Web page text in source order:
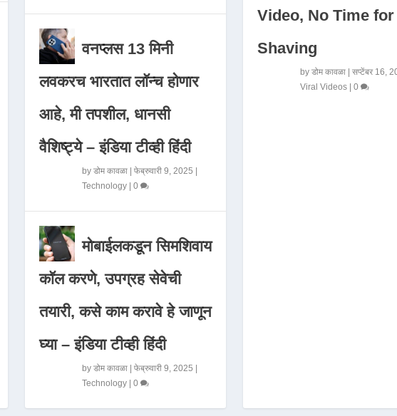
वनप्लस 13 मिनी
लवकरच भारतात लॉन्च होणार
आहे, मी तपशील, धानसी
वैशिष्ट्ये – इंडिया टीव्ही हिंदी
by डोम कावळा| फेब्रुवारी 9, 2025 |
Technology| 0
मोबाईलकडून सिमशिवाय
कॉल करणे, उपग्रह सेवेची
तयारी, कसे काम करावे हे जाणून
घ्या – इंडिया टीव्ही हिंदी
by डोम कावळा| फेब्रुवारी 9, 2025 |
Technology| 0
Video, No Time for
Shaving
by डोम कावळा| सप्टेंबर 16,
Viral Videos| 0